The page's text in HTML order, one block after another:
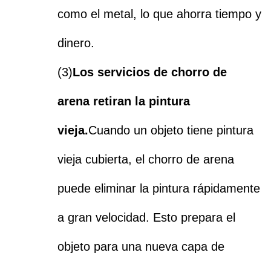
como el metal, lo que ahorra tiempo y
dinero.
(3)Los servicios de chorro de
arena retiran la pintura
vieja.Cuando un objeto tiene pintura
vieja cubierta, el chorro de arena
puede eliminar la pintura rápidamente
a gran velocidad. Esto prepara el
objeto para una nueva capa de